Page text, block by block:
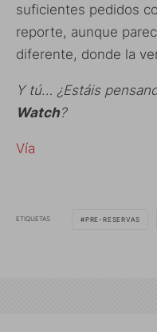
suficientes pedidos
reporte, aunque
diferente, donde la
Y tú… ¿Estáis
Watch?
Vía
ETIQUETAS PRE-RESERVAS